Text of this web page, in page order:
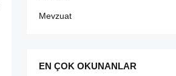
Mevzuat
EN ÇOK OKUNANLAR